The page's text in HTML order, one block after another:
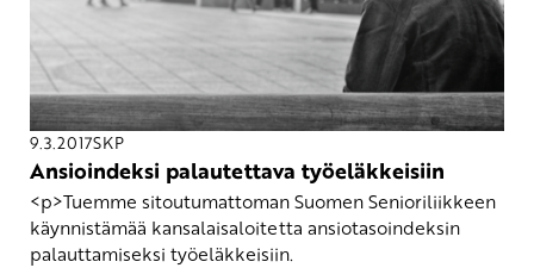
9.3.2017SKP
Ansioindeksi palautettava työeläkkeisiin
<p>Tuemme sitoutumattoman Suomen Senioriliikkeen
käynnistämää kansalaisaloitetta ansiotasoindeksin
palauttamiseksi työeläkkeisiin.